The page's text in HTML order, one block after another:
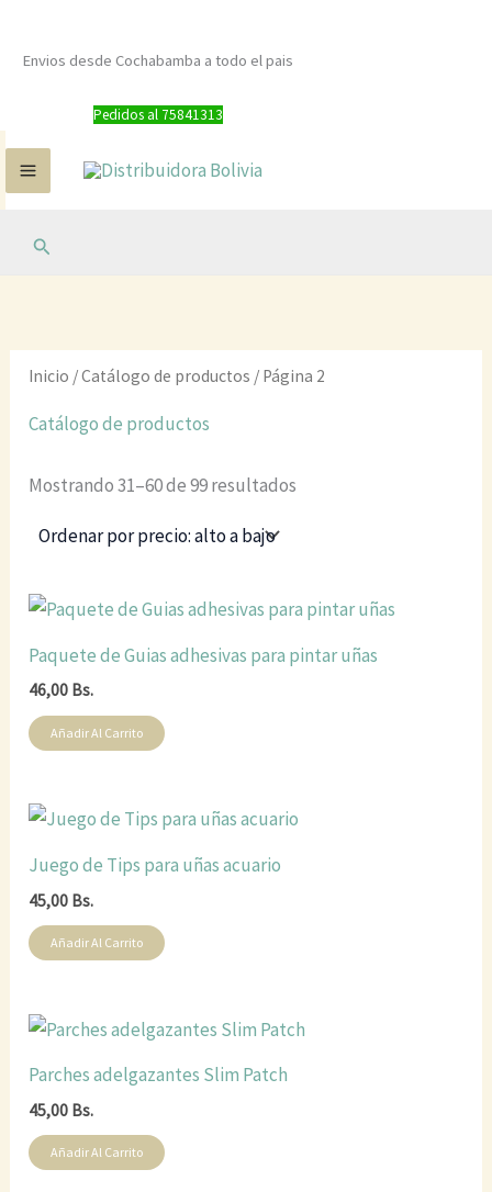
Envios desde Cochabamba a todo el pais
Pedidos al 75841313
Buscar
Inicio /Catálogo de productos / Página 2
Catálogo de productos
Mostrando 31–60 de 99 resultados
Paquete de Guias adhesivas para pintar uñas
46,00 Bs.
Añadir Al Carrito
Juego de Tips para uñas acuario
45,00 Bs.
Añadir Al Carrito
Parches adelgazantes Slim Patch
45,00 Bs.
Añadir Al Carrito